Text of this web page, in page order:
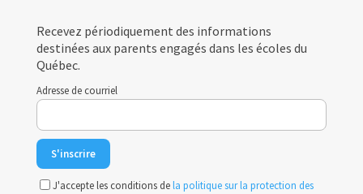
Recevez périodiquement des informations
destinées aux parents engagés dans les écoles du
Québec.
Adresse de courriel
J'accepte les conditions dela politique sur la protection des